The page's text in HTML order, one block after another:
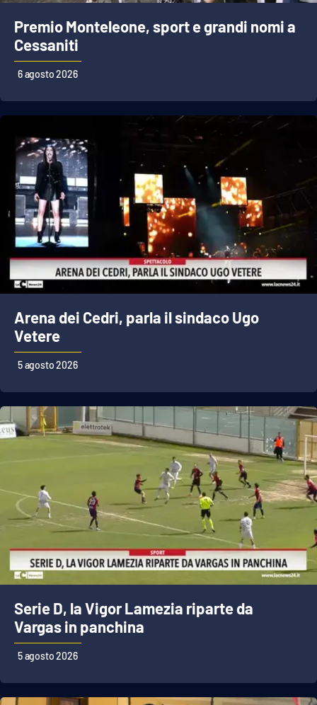
Lamezia Terme
PROGETTI
SPECIALI
LA
CALABRIAVISIONE
Destinazioni
Eventi
Food
LAC
NETWORK
Lacplay.it
Lactv.it
Laconair.it
Lacitymag.it
Lacapitalenews.it
Ilreggino.it
Cosenzachannel.it
Ilvibonese.it
Catanzarochannel.it
Premio Monteleone, sport e grandi nomi a
Cessaniti
6 agosto 2026
Arena dei Cedri, parla il sindaco Ugo
Vetere
5 agosto 2026
Serie D, la Vigor Lamezia riparte da
Vargas in panchina
5 agosto 2026